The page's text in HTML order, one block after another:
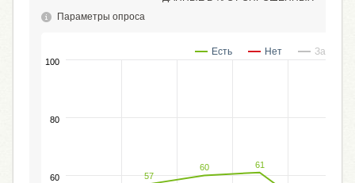
Параметры опроса
57
60 61
Есть Нет
60
80
100